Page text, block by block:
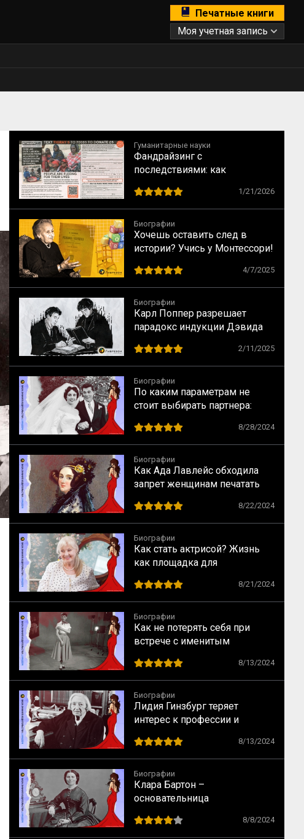
Печатные книги
Моя учетная запись
Гуманитарные науки
Фандрайзинг с
последствиями: как
тех, кому помогает
1/21/2026
Биографии
Хочешь оставить след в
истории? Учись у Монтессори!
наследие
4/7/2025
Биографии
Карл Поппер разрешает
парадокс индукции Дэвида
2/11/2025
Биографии
По каким параметрам не
стоит выбирать партнера:
8/28/2024
Биографии
Как Ада Лавлейс обходила
запрет женщинам печатать
8/22/2024
Биографии
Как стать актрисой? Жизнь
как площадка для
8/21/2024
Биографии
Как не потерять себя при
встрече с именитым
Хепбёрн
8/13/2024
Биографии
Лидия Гинзбург теряет
интерес к профессии и
8/13/2024
Биографии
Клара Бартон –
основательница
Креста
8/8/2024